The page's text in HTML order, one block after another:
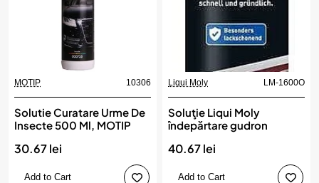
MOTIP 10306
Solutie Curatare Urme De
Insecte 500 Ml, MOTIP
30.67 lei
Add to Cart
Liqui Moly LM-1600O
Soluţie Liqui Moly
îndepărtare gudron
40.67 lei
Add to Cart